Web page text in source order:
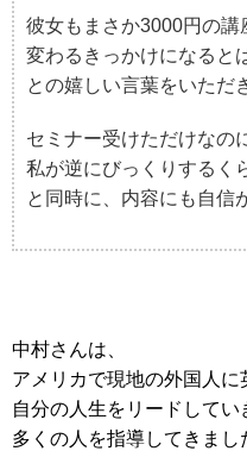
彼女もまさか3000円の講
変わるきっかけになると
との嬉しい言葉をいただ
セミナー受けただけなの
私が逆にびっくりするく
と同時に、内容にも自信
中村さんは、
アメリカで現地の外国人に
自分の人生をリードしてい
多くの人を指導してきまし